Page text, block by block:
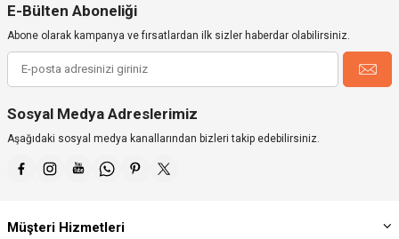
E-Bülten Aboneliği
Abone olarak kampanya ve fırsatlardan ilk sizler haberdar olabilirsiniz.
Sosyal Medya Adreslerimiz
Aşağıdaki sosyal medya kanallarından bizleri takip edebilirsiniz.
Müşteri Hizmetleri